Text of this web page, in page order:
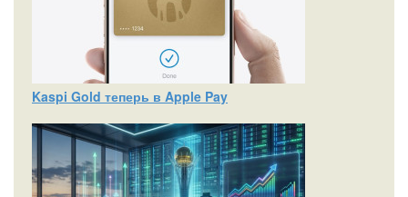
Kaspi Gold теперь в Apple Pay